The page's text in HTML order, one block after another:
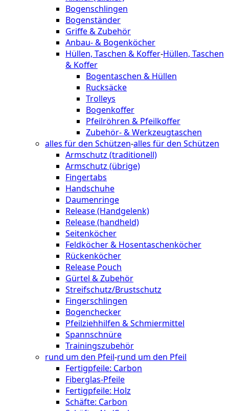
Bogenschlingen
Bogenständer
Griffe & Zubehör
Anbau- & Bogenköcher
Hüllen, Taschen & Koffer-Hüllen, Taschen
& Koffer
Bogentaschen & Hüllen
Rucksäcke
Trolleys
Bogenkoffer
Pfeilröhren & Pfeilkoffer
Zubehör- & Werkzeugtaschen
alles für den Schützen-alles für den Schützen
Armschutz (traditionell)
Armschutz (übrige)
Fingertabs
Handschuhe
Daumenringe
Release (Handgelenk)
Release (handheld)
Seitenköcher
Feldköcher & Hosentaschenköcher
Rückenköcher
Release Pouch
Gürtel & Zubehör
Streifschutz/Brustschutz
Fingerschlingen
Bogenchecker
Pfeilziehhilfen & Schmiermittel
Spannschnüre
Trainingszubehör
rund um den Pfeil-rund um den Pfeil
Fertigpfeile: Carbon
Fiberglas-Pfeile
Fertigpfeile: Holz
Schäfte: Carbon